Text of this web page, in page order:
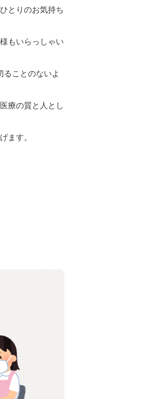
とりのお気持ち
もいらっしゃい
ることのないよ
療の質と人とし
ます。